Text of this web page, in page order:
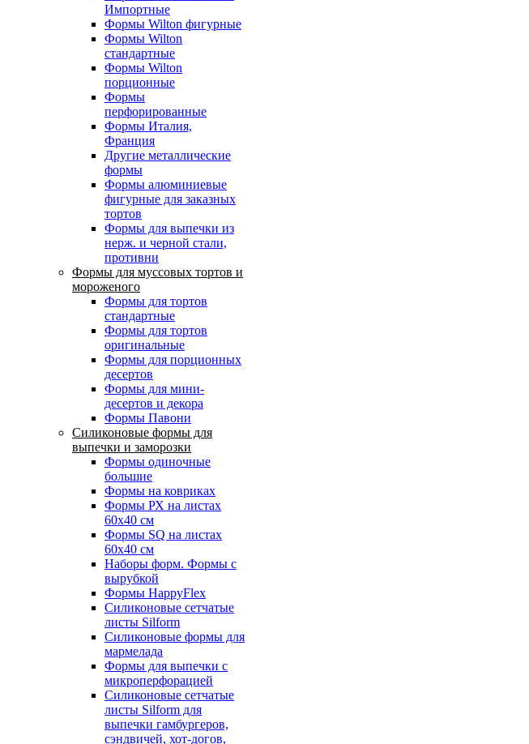
Импортные
Формы Wilton фигурные
Формы Wilton
стандартные
Формы Wilton
порционные
Формы
перфорированные
Формы Италия,
Франция
Другие металлические
формы
Формы алюминиевые
фигурные для заказных
тортов
Формы для выпечки из
нерж. и черной стали,
противни
Формы для муссовых тортов и
мороженого
Формы для тортов
стандартные
Формы для тортов
оригинальные
Формы для порционных
десертов
Формы для мини-
десертов и декора
Формы Павони
Силиконовые формы для
выпечки и заморозки
Формы одиночные
большие
Формы на ковриках
Формы РХ на листах
60х40 см
Формы SQ на листах
60х40 см
Наборы форм. Формы с
вырубкой
Формы HappyFlex
Силиконовые сетчатые
листы Silform
Силиконовые формы для
мармелада
Формы для выпечки с
микроперфорацией
Силиконовые сетчатые
листы Silform для
выпечки гамбургеров,
сэндвичей, хот-догов,